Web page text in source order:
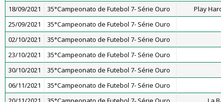
18/09/2021
35°Campeonato de Futebol 7- Série Ouro
Play
25/09/2021
35°Campeonato de Futebol 7- Série Ouro
02/10/2021
35°Campeonato de Futebol 7- Série Ouro
23/10/2021
35°Campeonato de Futebol 7- Série Ouro
30/10/2021
35°Campeonato de Futebol 7- Série Ouro
06/11/2021
35°Campeonato de Futebol 7- Série Ouro